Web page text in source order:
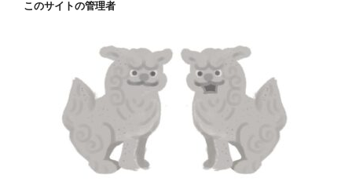
このサイトの管理者